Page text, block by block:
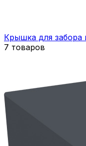
Крышка для забора
7 товаров